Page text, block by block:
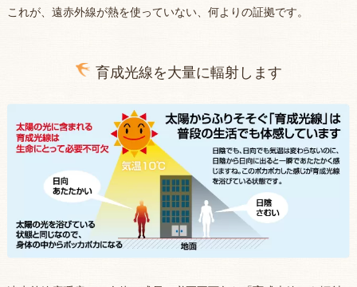
これが、遠赤外線が熱を使っていない、何よりの証拠です。
育成光線を大量に輻射します